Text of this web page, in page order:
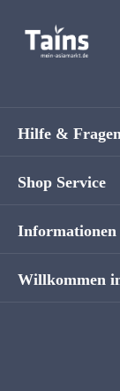
Willkommen
Hilfe &
Shop Service
Informationen